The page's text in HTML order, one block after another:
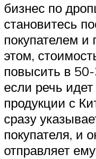
бизнес по
становитесь
покупателем
этом,
повысить в
если речь
продукции с
сразу
покупателя, и
отправляет